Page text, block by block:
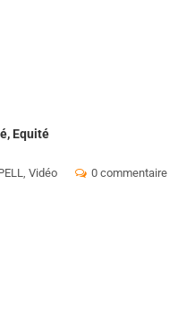
Equité
, Vidéo 0 commentaire